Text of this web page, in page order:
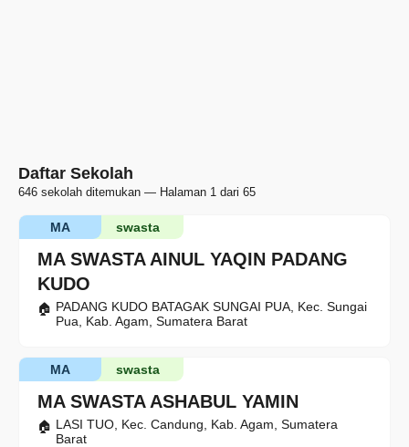
Daftar Sekolah
646 sekolah ditemukan — Halaman 1 dari 65
MA SWASTA AINUL YAQIN PADANG
KUDO
swasta
MA
PADANG KUDO BATAGAK SUNGAI PUA, Kec. Sungai
Pua, Kab. Agam, Sumatera Barat
MA SWASTA ASHABUL YAMIN
swasta
MA
LASI TUO, Kec. Candung, Kab. Agam, Sumatera
Barat